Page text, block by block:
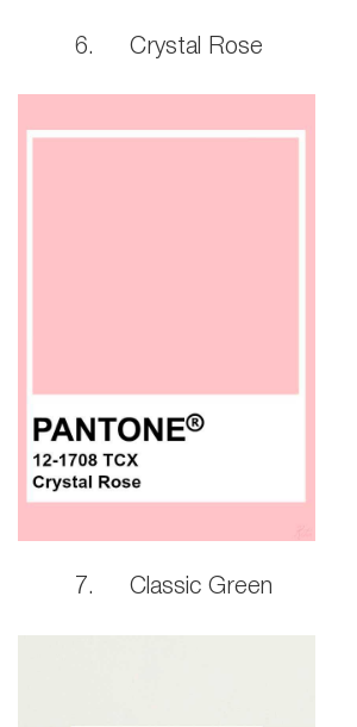
6. Crystal Rose
7. Classic Green